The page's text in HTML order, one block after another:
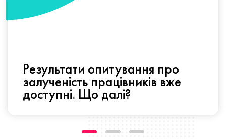
Результати опитування про
залученість працівників вже
доступні. Що далі?